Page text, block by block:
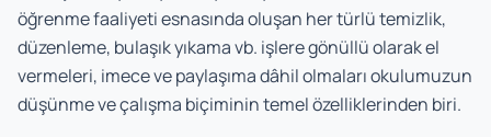
öğrenme faaliyeti esnasında oluşan her türlü temizlik,
düzenleme, bulaşık yıkama vb. işlere gönüllü olarak el
vermeleri, imece ve paylaşıma dâhil olmaları okulumuzun
düşünme ve çalışma biçiminin temel özelliklerinden biri.